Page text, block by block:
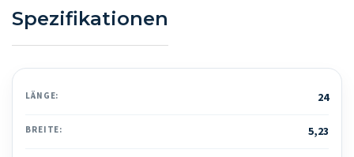
Spezifikationen
LÄNGE: 24
BREITE: 5,23